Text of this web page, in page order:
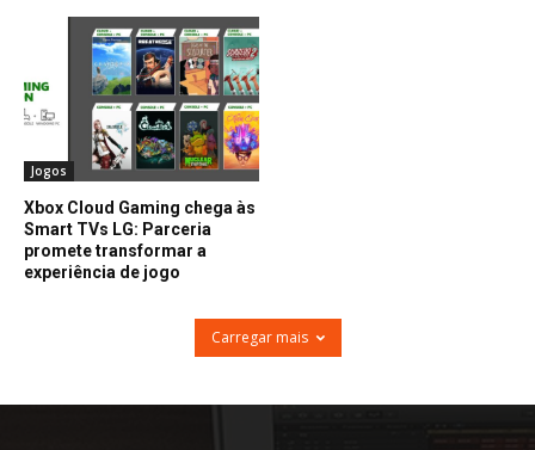
Jogos
Xbox Cloud Gaming chega às
Smart TVs LG: Parceria
promete transformar a
experiência de jogo
Carregar mais